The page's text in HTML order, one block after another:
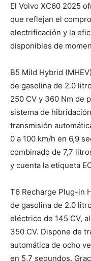
El Volvo XC60 2025
que reflejan el
electrificación y la
disponibles de
B5 Mild Hybrid
de gasolina de 2.0
250 CV y 360 Nm de
sistema de
transmisión
0 a 100 km/h en 6,9
combinado de 7,7
y cuenta la etiqueta
T6 Recharge Plug-in
de gasolina de 2.0
eléctrico de 145 CV,
350 CV. Dispone de
automática de ocho
en 5,7 segundos.